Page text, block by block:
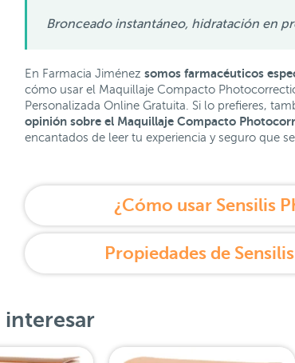
Bronceado instantáneo, hidratación en
En Farmacia Jiménez somos farmacéuticos
cómo usar el Maquillaje Compacto
Personalizada Online Gratuita. Si lo prefieres,
opinión sobre el Maquillaje Compacto
encantados de leer tu experiencia y seguro que
¿Cómo usar Sensilis
Propiedades de
interesar